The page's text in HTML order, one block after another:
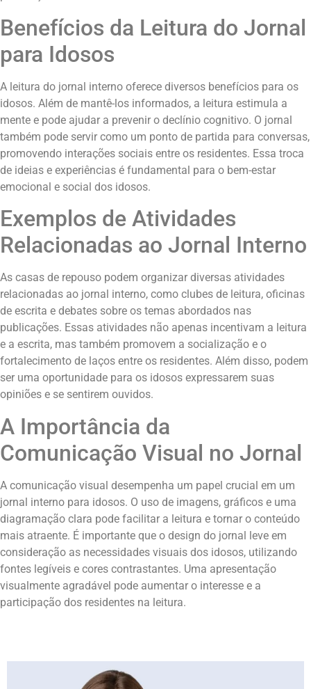
Benefícios da Leitura do Jornal
para Idosos
A leitura do jornal interno oferece diversos benefícios para os
idosos. Além de mantê-los informados, a leitura estimula a
mente e pode ajudar a prevenir o declínio cognitivo. O jornal
também pode servir como um ponto de partida para conversas,
promovendo interações sociais entre os residentes. Essa troca
de ideias e experiências é fundamental para o bem-estar
emocional e social dos idosos.
Exemplos de Atividades
Relacionadas ao Jornal Interno
As casas de repouso podem organizar diversas atividades
relacionadas ao jornal interno, como clubes de leitura, oficinas
de escrita e debates sobre os temas abordados nas
publicações. Essas atividades não apenas incentivam a leitura
e a escrita, mas também promovem a socialização e o
fortalecimento de laços entre os residentes. Além disso, podem
ser uma oportunidade para os idosos expressarem suas
opiniões e se sentirem ouvidos.
A Importância da
Comunicação Visual no Jornal
A comunicação visual desempenha um papel crucial em um
jornal interno para idosos. O uso de imagens, gráficos e uma
diagramação clara pode facilitar a leitura e tornar o conteúdo
mais atraente. É importante que o design do jornal leve em
consideração as necessidades visuais dos idosos, utilizando
fontes legíveis e cores contrastantes. Uma apresentação
visualmente agradável pode aumentar o interesse e a
participação dos residentes na leitura.